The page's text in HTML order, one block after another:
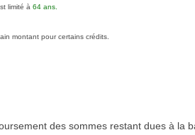
limité à 64 ans.
montant pour certains crédits.
des sommes restant dues à la